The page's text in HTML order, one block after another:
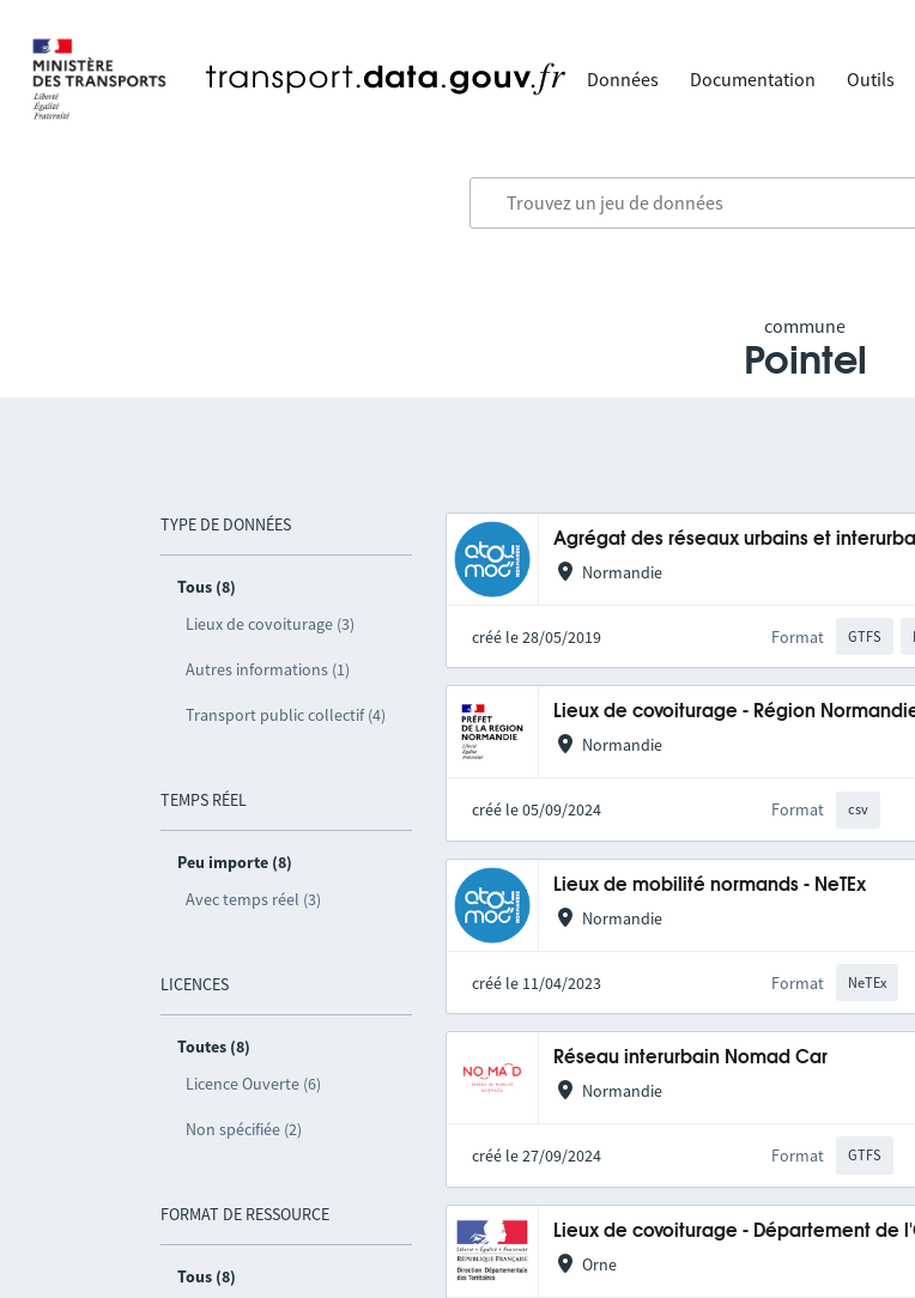
Données Documentation Outils
commune
Pointel
TYPE DE DONNÉES
Tous (8)
Lieux de covoiturage (3)
Autres informations (1)
Transport public collectif (4)
TEMPS RÉEL
Peu importe (8)
Avec temps réel (3)
LICENCES
Toutes (8)
Licence Ouverte (6)
Non spécifiée (2)
FORMAT DE RESSOURCE
Tous (8)
Agrégat des réseaux urbains et
Normandie
créé le 28/05/2019 Format GTFS
Lieux de covoiturage - Région
Normandie
créé le 05/09/2024 Format csv
Lieux de mobilité normands - NeTEx
Normandie
créé le 11/04/2023 Format NeTEx
Réseau interurbain Nomad Car
Normandie
créé le 27/09/2024 Format GTFS
Lieux de covoiturage - Département de
Orne